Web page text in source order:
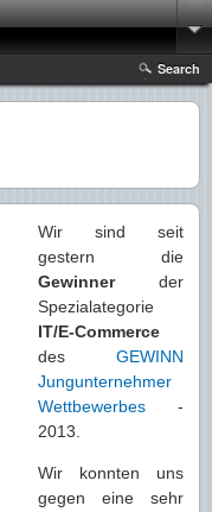
Search
Wir sind seit
gestern die
Gewinnerder
Spezialategorie
IT/E-Commerce
des GEWINN
Jungunternehmer
Wettbewerbes -
2013.
Wir konnten uns
gegen eine sehr